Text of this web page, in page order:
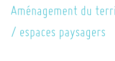
Aménagement du
/ espaces paysagers